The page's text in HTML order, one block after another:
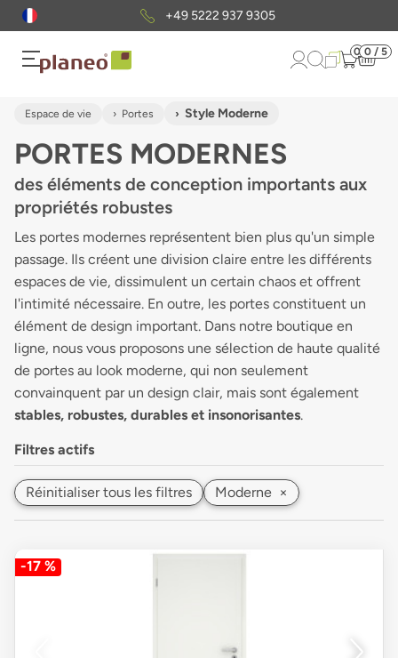
Envoi gratuit
0 0 / 5
Espace de vie Portes Style Moderne
PORTES MODERNES
des éléments de conception importants aux
propriétés robustes
Les portes modernes représentent bien plus qu'un simple
passage. Ils créent une division claire entre les différents
espaces de vie, dissimulent un certain chaos et offrent
l'intimité nécessaire. En outre, les portes constituent un
élément de design important. Dans notre boutique en
ligne, nous vous proposons une sélection de haute qualité
de portes au look moderne, qui non seulement
convainquent par un design clair, mais sont également
stables, robustes, durables et insonorisantes.
Filtres actifs
Réinitialiser tous les filtres Moderne ×
-17 %